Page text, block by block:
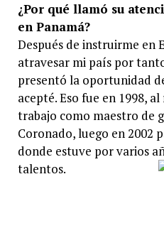
¿Por qué llamó su
en Panamá?
Después de instruirme en
atravesar mi país por
presentó la oportunidad
acepté. Eso fue en 1998,
trabajo como maestro de
Coronado, luego en 2002
donde estuve por varios
talentos.